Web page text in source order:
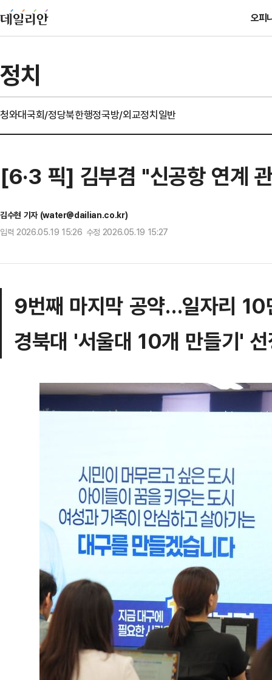
오피
정치
청와대국회/정당북한행정국방/외교정치일반
[6·3 픽] 김부겸 "신공항 연계
김수현 기자 (water@dailian.co.kr)
입력 2026.05.19 15:26 수정 2026.05.19 15:27
9번째 마지막 공약…일자리 10
경북대 '서울대 10개 만들기'